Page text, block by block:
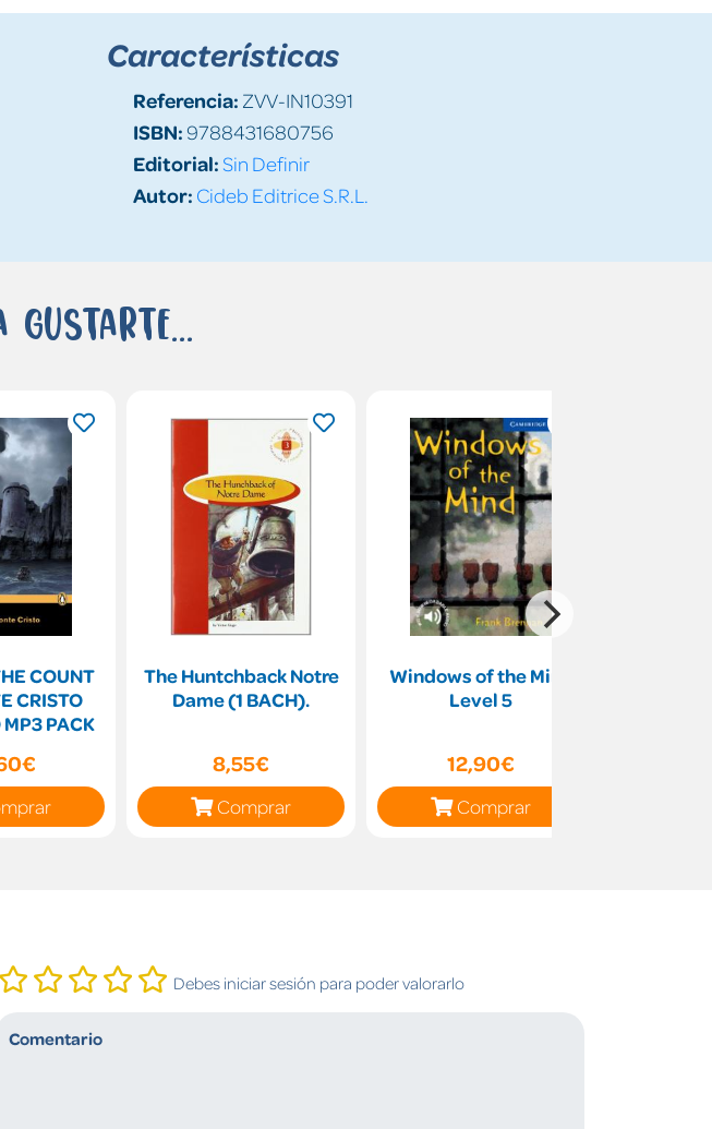
Características
Referencia: ZVV-IN10391
ISBN:9788431680756
Editorial:Sin Definir
Autor: Cideb Editrice S.R.L.
gustarte...
COUNT
CRISTO
PACK
The Huntchback Notre
Dame (1 BACH).
8,55€
Comprar
Windows of the Mind
Level 5
12,90€
Comprar
Debes iniciar sesión para poder valorarlo